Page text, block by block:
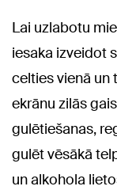
Lai uzlabotu
iesaka izveidot
celties vienā un
ekrānu zilās
gulētiešanas,
gulēt vēsākā
un alkohola